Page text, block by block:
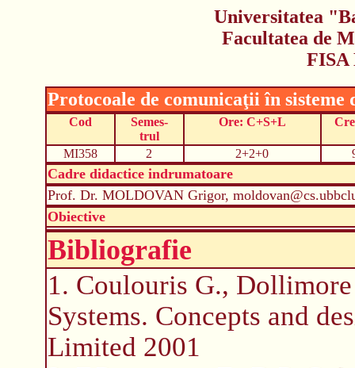
Universitatea
Facultatea de
FISA
Protocoale de comunicaţii în sisteme
Cod
Semes-
trul
Ore: C+S+L
MI358 2 2+2+0
Cadre didactice indrumatoare
Prof. Dr. MOLDOVAN Grigor,
Obiective
Bibliografie
1. Coulouris G.,
Systems. Concepts and
Limited 2001